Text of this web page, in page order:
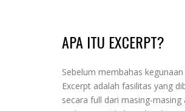
APA ITU EXCERPT?
Sebelum membahas
Excerpt adalah fasilitas yang
secara full dari masing-